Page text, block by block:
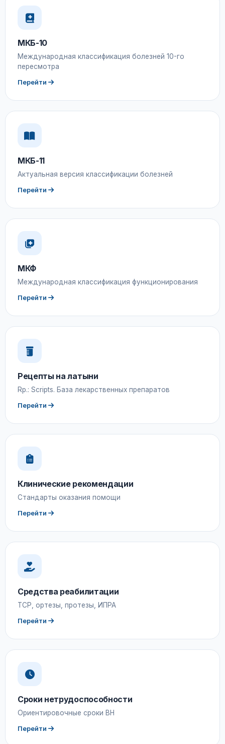
МКБ-10
Международная классификация болезней 10-го
пересмотра
Перейти
МКБ-11
Актуальная версия классификации болезней
Перейти
МКФ
Международная классификация функционирования
Перейти
Рецепты на латыни
Rp.: Scripts. База лекарственных препаратов
Перейти
Клинические рекомендации
Стандарты оказания помощи
Перейти
Средства реабилитации
ТСР, ортезы, протезы, ИПРА
Перейти
Сроки нетрудоспособности
Ориентировочные сроки ВН
Перейти